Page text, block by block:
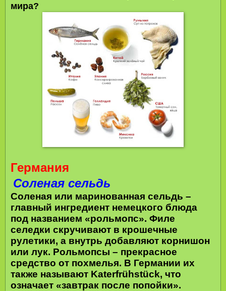
мира?
Германия
Соленая сельдь
Соленая или маринованная сельдь –
главный ингредиент немецкого блюда
под названием «рольмопс». Филе
селедки скручивают в крошечные
рулетики, а внутрь добавляют корнишон
или лук. Рольмопсы – прекрасное
средство от похмелья. В Германии их
также называют Katerfrühstück, что
означает «завтрак после попойки».